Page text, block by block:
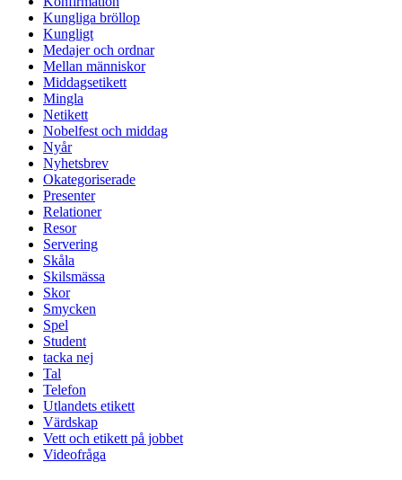
Kungliga bröllop
Kungligt
Medajer och ordnar
Mellan människor
Middagsetikett
Mingla
Netikett
Nobelfest och middag
Nyår
Nyhetsbrev
Okategoriserade
Presenter
Relationer
Resor
Servering
Skåla
Skilsmässa
Skor
Smycken
Spel
Student
tacka nej
Tal
Telefon
Utlandets etikett
Värdskap
Vett och etikett på jobbet
Videofråga